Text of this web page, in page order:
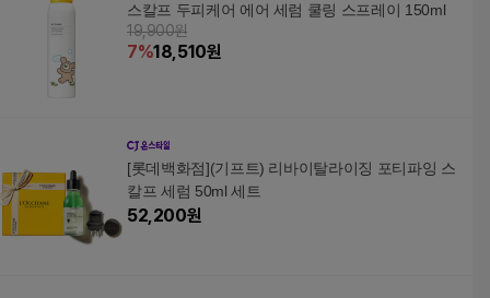
스칼프 두피케어 에어 세럼 쿨링 스프레이 150ml
19,900원
7%18,510원
[롯데백화점](기프트) 리바이탈라이징 포티파잉 스
칼프 세럼 50ml 세트
52,200원